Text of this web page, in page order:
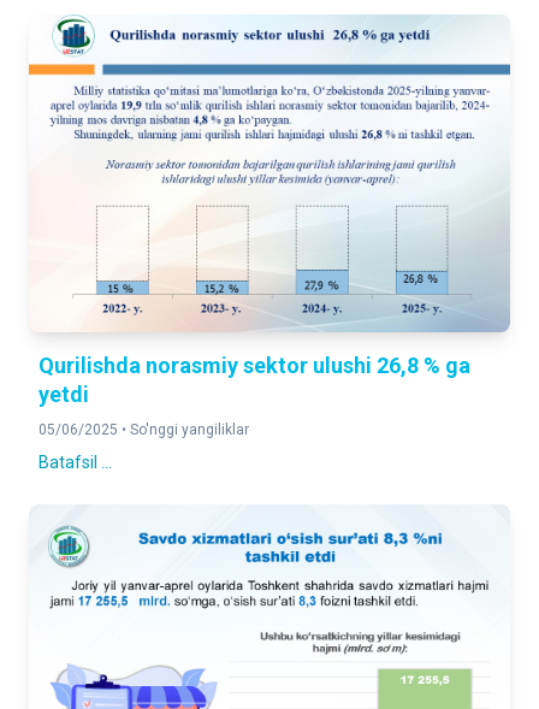
Qurilishda norasmiy sektor ulushi 26,8 % ga
yetdi
05/06/2025 • So'nggi yangiliklar
Batafsil ...